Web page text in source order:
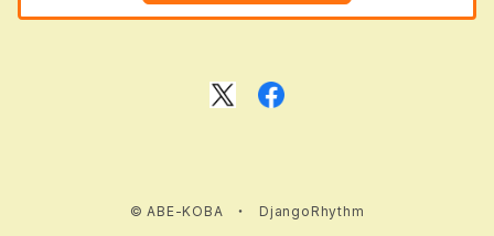
© ABE-KOBA ・ DjangoRhythm